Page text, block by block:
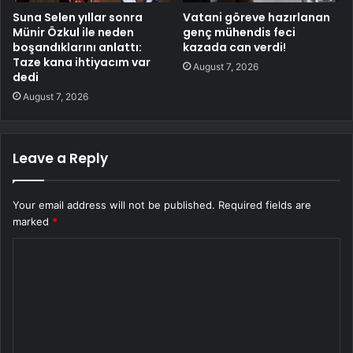
Suna Selen yıllar sonra
Münir Özkul ile neden
boşandıklarını anlattı:
Taze kana ihtiyacım var
dedi
August 7, 2026
Vatani göreve hazırlanan
genç mühendis feci
kazada can verdi!
August 7, 2026
Leave a Reply
Your email address will not be published. Required fields are
marked *